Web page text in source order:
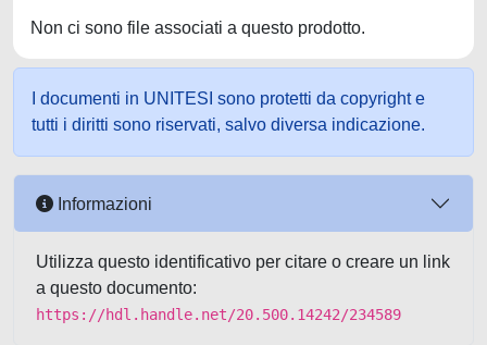
Non ci sono file associati a questo prodotto.
I documenti in UNITESI sono protetti da copyright e
tutti i diritti sono riservati, salvo diversa indicazione.
Informazioni
Utilizza questo identificativo per citare o creare un link
a questo documento:
https://hdl.handle.net/20.500.14242/234589